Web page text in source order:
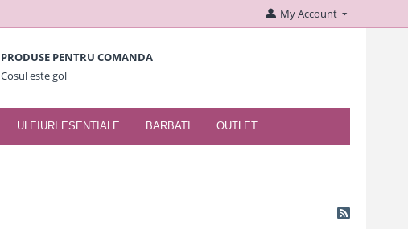
My Account
PRODUSE PENTRU COMANDA
Cosul este gol
ULEIURI ESENTIALE BARBATI OUTLET